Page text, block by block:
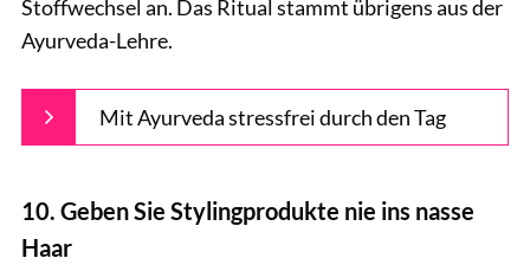
Stoffwechsel an. Das Ritual stammt übrigens aus der
Ayurveda-Lehre.
Mit Ayurveda stressfrei durch den Tag
10. Geben Sie Stylingprodukte nie ins nasse
Haar